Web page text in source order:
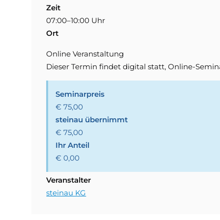
Zeit
07:00–10:00 Uhr
Ort
Online Veranstaltung
Dieser Termin findet digital statt, Online-
Seminarpreis
€ 75,00
steinau übernimmt
€ 75,00
Ihr Anteil
€ 0,00
Veranstalter
steinau KG